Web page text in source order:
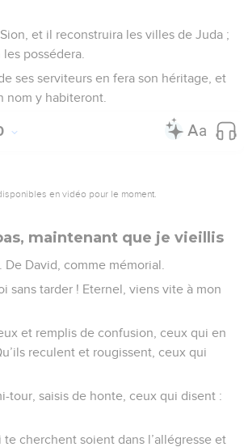
et il reconstruira les villes de Juda ;
possédera.
ses serviteurs en fera son héritage, et
nom y habiteront.
en vidéo pour le moment.
maintenant que je vieillis
David, comme mémorial.
sans tarder ! Eternel, viens vite à mon
et remplis de confusion, ceux qui en
reculent et rougissent, ceux qui
tour, saisis de honte, ceux qui disent :
cherchent soient dans l’allégresse et